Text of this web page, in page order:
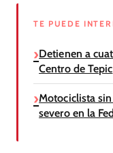
TE PUEDE
Detienen a
Centro de Tepic
Motociclista
severo en la